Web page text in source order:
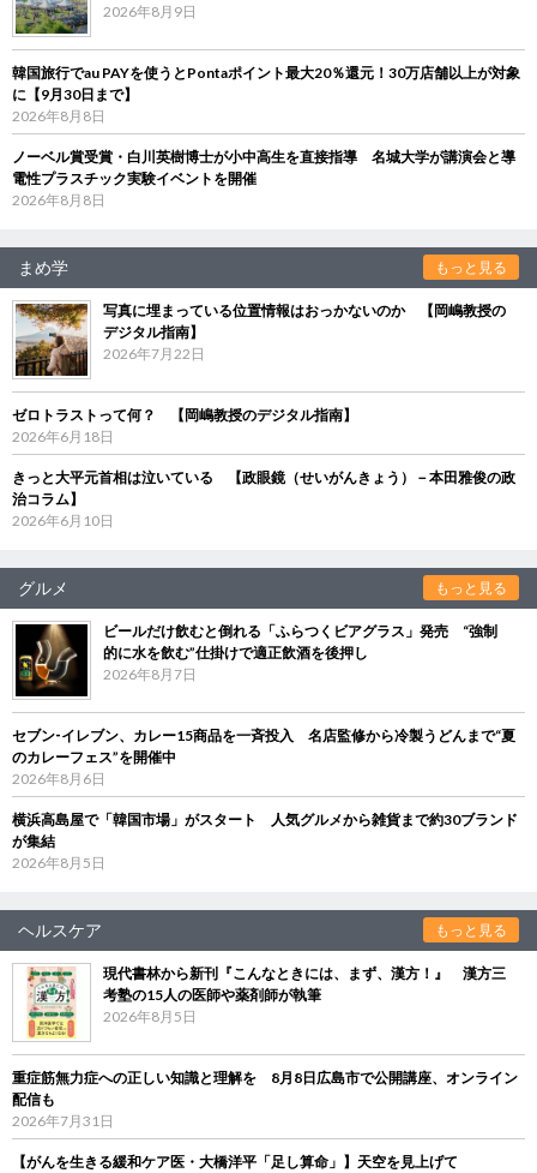
2026年8月9日
韓国旅行でau PAYを使うとPontaポイント最大20％還元！30万店舗以上が対象
に【9月30日まで】
2026年8月8日
ノーベル賞受賞・白川英樹博士が小中高生を直接指導 名城大学が講演会と導
電性プラスチック実験イベントを開催
2026年8月8日
まめ学 もっと見る
写真に埋まっている位置情報はおっかないのか 【岡嶋教授の
デジタル指南】
2026年7月22日
ゼロトラストって何？ 【岡嶋教授のデジタル指南】
2026年6月18日
きっと大平元首相は泣いている 【政眼鏡（せいがんきょう）－本田雅俊の政
治コラム】
2026年6月10日
グルメ もっと見る
ビールだけ飲むと倒れる「ふらつくビアグラス」発売 “強制
的に水を飲む”仕掛けで適正飲酒を後押し
2026年8月7日
セブン‐イレブン、カレー15商品を一斉投入 名店監修から冷製うどんまで“夏
のカレーフェス”を開催中
2026年8月6日
横浜高島屋で「韓国市場」がスタート 人気グルメから雑貨まで約30ブランド
が集結
2026年8月5日
ヘルスケア もっと見る
現代書林から新刊『こんなときには、まず、漢方！』 漢方三
考塾の15人の医師や薬剤師が執筆
2026年8月5日
重症筋無力症への正しい知識と理解を 8月8日広島市で公開講座、オンライン
配信も
2026年7月31日
【がんを生きる緩和ケア医・大橋洋平「足し算命」】天空を見上げて